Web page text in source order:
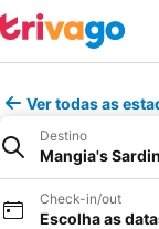
Ver todas as
Destino
Mangia's
Check-in/out
Escolha as